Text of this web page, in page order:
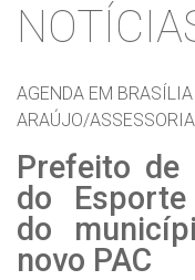
AGENDA EM BRASÍLIA
ARAÚJO/ASSESSORIA
Prefeito de
do
do
novo PAC